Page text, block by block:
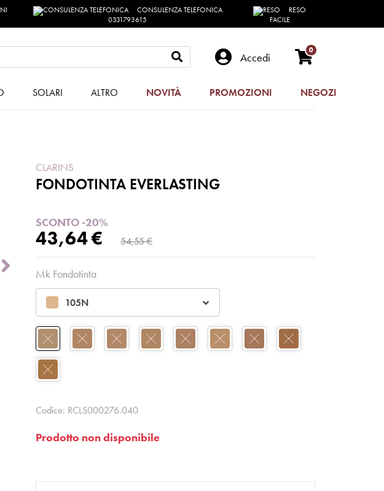
CONSULENZA TELEFONICA
0331793615
RESO
FACILE
Accedi
0
SOLARI ALTRO NOVITÀ PROMOZIONI NEGOZI
CLARINS
FONDOTINTA EVERLASTING
SCONTO -20%
43,64 € 54,55 €
Mk Fondotinta
105N​
Codice: RCLS000276.040
Prodotto non disponibile